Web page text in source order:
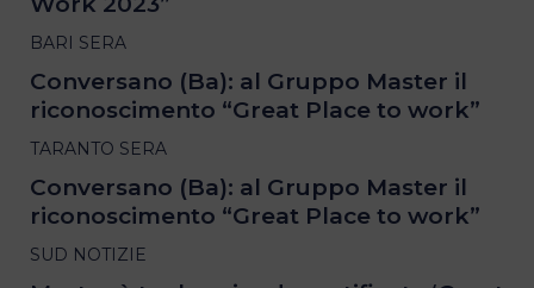
BARI SERA
Conversano (Ba): al Gruppo Master il
riconoscimento “Great Place to work”
TARANTO SERA
Conversano (Ba): al Gruppo Master il
riconoscimento “Great Place to work”
SUD NOTIZIE